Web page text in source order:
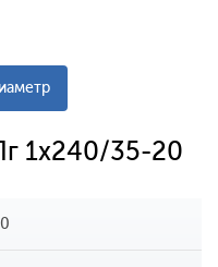
1x240/35-20